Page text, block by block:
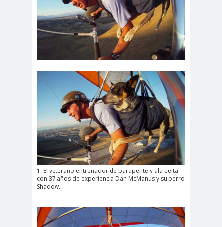
1. El veterano entrenador de parapente y ala delta
con 37 años de experiencia Dan McManus y su perro
Shadow.